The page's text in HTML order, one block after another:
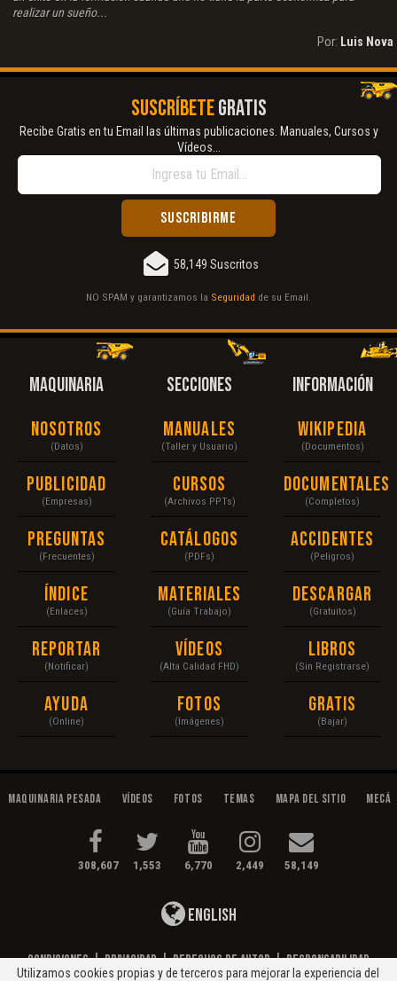
realizar un sueño...
Por: Luis Nova
SUSCRÍBETEGRATIS
Recibe Gratis en tu Email las últimas publicaciones. Manuales, Cursos y
Vídeos...
58,149 Suscritos
NO SPAM y garantizamos la Seguridad de su Email.
MAQUINARIA
Nosotros
(Datos)
Publicidad
(Empresas)
Preguntas
(Frecuentes)
Índice
(Enlaces)
Reportar
(Notificar)
Ayuda
(Online)
SECCIONES
Manuales
(Taller y Usuario)
Cursos
(Archivos PPTs)
Catálogos
(PDFs)
Materiales
(Guía Trabajo)
Vídeos
(Alta Calidad FHD)
Fotos
(Imágenes)
INFORMACIÓN
Wikipedia
(Documentos)
Documentales
(Completos)
Accidentes
(Peligros)
Descargar
(Gratuitos)
Libros
(Sin Registrarse)
Gratis
(Bajar)
Maquinaria Pesada Vídeos Fotos Temas Mapa del Sitio
308,607 1,553 6,770 2,449 58,149
English
Condiciones|Privacidad|Derechos de Autor|Responsabilidad
Utilizamos cookies propias y de terceros para mejorar la experiencia del